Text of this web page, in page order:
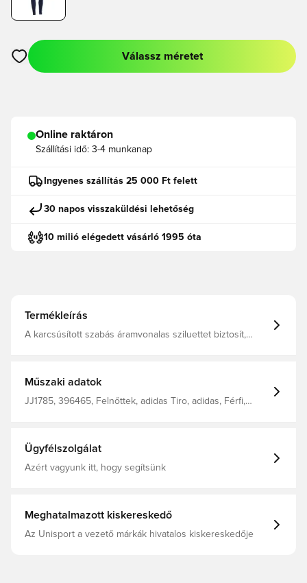
Megnyit egy modált a bejelentkezéshez vagy a tagként való
Válassz méretet
Online raktáron
Szállítási idő: 3-4 munkanap
Ingyenes szállítás 25 000 Ft felett
30 napos visszaküldési lehetőség
10 milió elégedett vásárló 1995 óta
Termékleírás
A karcsúsított szabás áramvonalas sziluettet biztosít,
kényelmesen tart. A bokánál található cipzárnak
akár a cipődön keresztül is. 100% újrahasznosított
Műszaki adatok
JJ1785, 396465, Felnőttek, adidas Tiro, adidas, Férfi,
Ügyfélszolgálat
Azért vagyunk itt, hogy segítsünk
Meghatalmazott kiskereskedő
Az Unisport a vezető márkák hivatalos kiskereskedője